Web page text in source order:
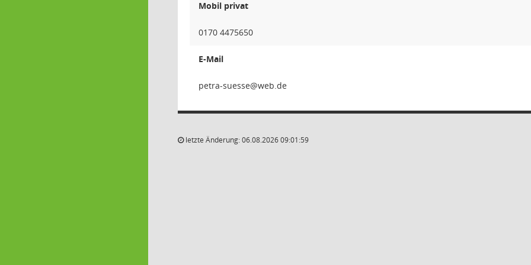
Mobil privat
0170 4475650
E-Mail
esseus
letzte Änderung: 06.08.2026 09:01:59